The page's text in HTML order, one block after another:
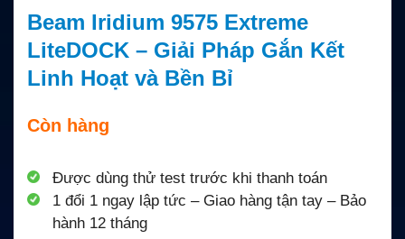
Beam Iridium 9575 Extreme
LiteDOCK – Giải Pháp Gắn Kết
Linh Hoạt và Bền Bỉ
Còn hàng
Được dùng thử test trước khi thanh toán
1 đổi 1 ngay lập tức – Giao hàng tận tay – Bảo
hành 12 tháng